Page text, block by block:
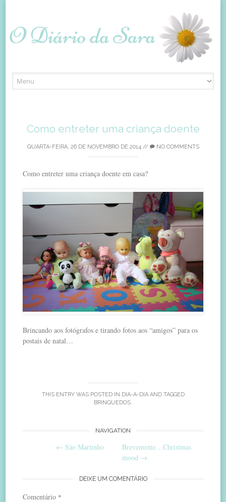
to
Como entreter uma criança doente
QUARTA-FEIRA, 26 DE NOVEMBRO DE 2014// NO COMMENTS
Como entreter uma criança doente em casa?
Brincando aos fotógrafos e tirando fotos aos “amigos” para os
postais de natal…
THIS ENTRY WAS POSTED IN DIA-A-DIAAND TAGGED
BRINQUEDOS.
NAVIGATION
← São Martinho
Brevemente…Christmas
mood →
DEIXE UM COMENTÁRIO
Comentário *